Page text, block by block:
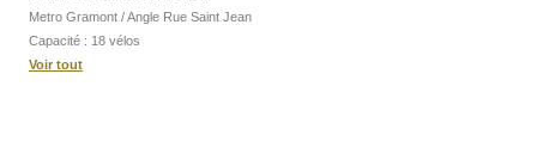
Metro Gramont / Angle Rue Saint Jean
Capacité : 18 vélos
Voir tout